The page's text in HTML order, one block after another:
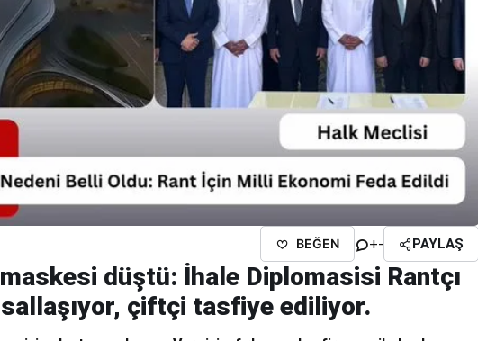
BEĞEN +- PAYLAŞ
maskesi düştü: İhale Diplomasisi Rantçı
çiftçi tasfiye ediliyor.